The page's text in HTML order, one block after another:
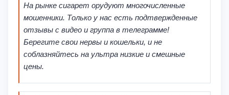
На рынке сигарет орудуют многочисленные
мошенники. Только у нас есть подтвержденные
отзывы с видео и группа в телеграмме!
Берегите свои нервы и кошельки, и не
соблазняйтесь на ультра низкие и смешные
цены.